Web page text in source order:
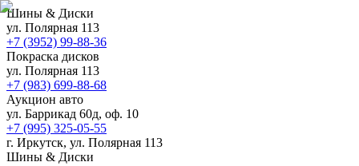
Шины & Диски
ул. Полярная 113
+7 (3952) 99-88-36
Покраска дисков
ул. Полярная 113
+7 (983) 699-88-68
Аукцион авто
ул. Баррикад 60д, оф. 10
+7 (995) 325-05-55
г. Иркутск, ул. Полярная 113
Шины & Диски